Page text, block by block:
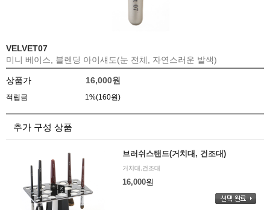
VELVET07
미니 베이스, 블렌딩 아이섀도(눈 전체, 자연스러운 발색)
상품가 16,000원
적립금 1%(160원)
추가 구성 상품
브러쉬스탠드(거치대, 건조대)
거치대,건조대
16,000원